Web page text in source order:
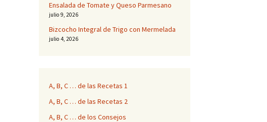
Ensalada de Tomate y Queso Parmesano
julio 9, 2026
Bizcocho Integral de Trigo con Mermelada
julio 4, 2026
A, B, C … de las Recetas 1
A, B, C … de las Recetas 2
A, B, C … de los Consejos